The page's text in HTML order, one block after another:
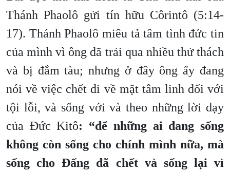
Thánh Phaolô gửi tín hữu Côrintô (5:14-
17). Thánh Phaolô miêu tả tâm tình đức tin
của mình vì ông đã trải qua nhiều thử thách
và bị đắm tàu; nhưng ở đây ông ấy đang
nói về việc chết đi về mặt tâm linh đối với
tội lỗi, và sống với và theo những lời dạy
của Đức Kitô: “để những ai đang sống
không còn sống cho chính mình nữa, mà
sống cho Đấng đã chết và sống lại vì